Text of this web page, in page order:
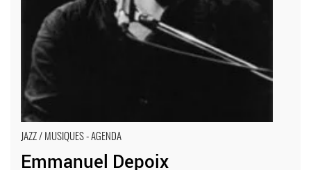
JAZZ / MUSIQUES - AGENDA
Emmanuel Depoix